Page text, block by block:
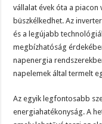
vállalat évek óta a piacon
büszkélkedhet. Az
és a legújabb
megbízhatóság
napenergia
napelemek által termelt
Az egyik legfontosabb
energiahatékonyság. A